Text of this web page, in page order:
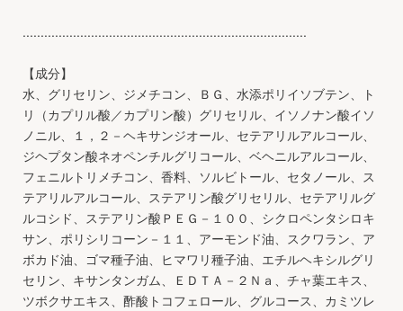
...............................................................................
【成分】
水、グリセリン、ジメチコン、ＢＧ、水添ポリイソブテン、ト
リ（カプリル酸／カプリン酸）グリセリル、イソノナン酸イソ
ノニル、１，２－ヘキサンジオール、セテアリルアルコール、
ジヘプタン酸ネオペンチルグリコール、ベヘニルアルコール、
フェニルトリメチコン、香料、ソルビトール、セタノール、ス
テアリルアルコール、ステアリン酸グリセリル、セテアリルグ
ルコシド、ステアリン酸ＰＥＧ－１００、シクロペンタシロキ
サン、ポリシリコーン－１１、アーモンド油、スクワラン、ア
ボカド油、ゴマ種子油、ヒマワリ種子油、エチルヘキシルグリ
セリン、キサンタンガム、ＥＤＴＡ－２Ｎａ、チャ葉エキス、
ツボクサエキス、酢酸トコフェロール、グルコース、カミツレ